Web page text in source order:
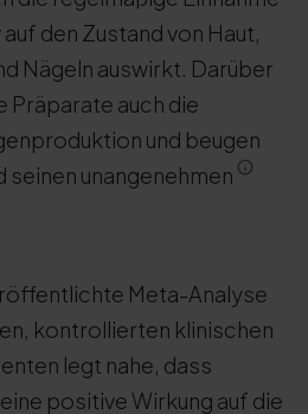
den Zustand von Haut,
Nägeln auswirkt. Darüber
Präparate auch die
und beugen
seinen unangenehmen
Meta-Analyse
kontrollierten klinischen
legt nahe, dass
positive Wirkung auf die